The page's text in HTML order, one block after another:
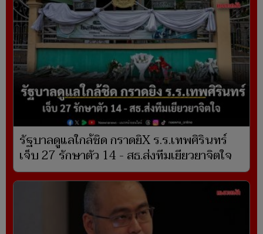
รัฐบาลดูแลใกล้ชิด กราดยิX ร.ร.เทพศิรินทร์
เจ็บ 27 รักษาตัว 14 - สธ.ส่งทีมเยียวยาจิตใจ